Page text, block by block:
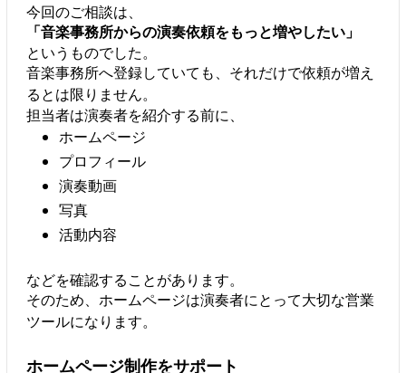
今回のご相談は、
「音楽事務所からの演奏依頼をもっと増やしたい」
というものでした。
音楽事務所へ登録していても、それだけで依頼が増え
るとは限りません。
担当者は演奏者を紹介する前に、
ホームページ
プロフィール
演奏動画
写真
活動内容
などを確認することがあります。
そのため、ホームページは演奏者にとって大切な営業
ツールになります。
ホームページ制作をサポート